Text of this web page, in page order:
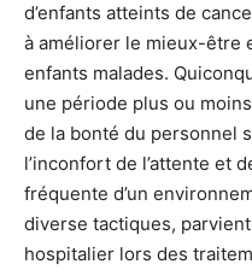
d’enfants atteints de
à améliorer le mieux-être
enfants malades.
une période plus ou
de la bonté du personnel
l’inconfort de l’attente et
fréquente d’un
diverse tactiques,
hospitalier lors des